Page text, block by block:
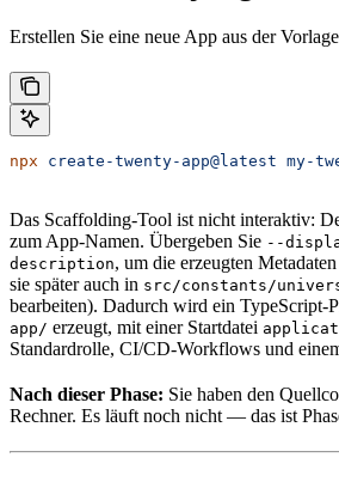
Erstellen Sie eine neue App aus der
npx create-twenty-app@latest my-
Das Scaffolding-Tool ist nicht interaktiv:
zum App-Namen. Übergeben Sie --
description, um die erzeugten
sie später auch in src/constants/
bearbeiten). Dadurch wird ein TypeScript-
app/ erzeugt, mit einer Startdatei
Standardrolle, CI/CD-Workflows und
Nach dieser Phase: Sie haben den
Rechner. Es läuft noch nicht — das ist